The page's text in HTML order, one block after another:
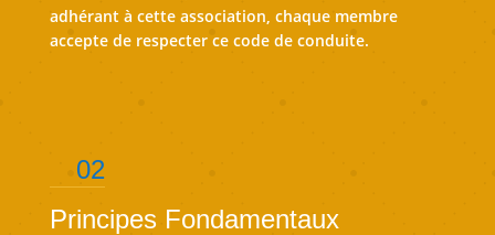
adhérant à cette association, chaque membre
accepte de respecter ce code de conduite.
02
Principes Fondamentaux